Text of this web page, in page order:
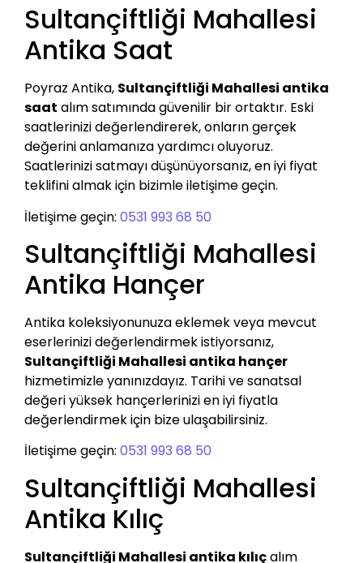
Sultançiftliği Mahallesi
Antika Saat
Poyraz Antika, Sultançiftliği Mahallesi antika
saat alım satımında güvenilir bir ortaktır. Eski
saatlerinizi değerlendirerek, onların gerçek
değerini anlamanıza yardımcı oluyoruz.
Saatlerinizi satmayı düşünüyorsanız, en iyi fiyat
teklifini almak için bizimle iletişime geçin.
İletişime geçin: 0531 993 68 50
Sultançiftliği Mahallesi
Antika Hançer
Antika koleksiyonunuza eklemek veya mevcut
eserlerinizi değerlendirmek istiyorsanız,
Sultançiftliği Mahallesi antika hançer
hizmetimizle yanınızdayız. Tarihi ve sanatsal
değeri yüksek hançerlerinizi en iyi fiyatla
değerlendirmek için bize ulaşabilirsiniz.
İletişime geçin: 0531 993 68 50
Sultançiftliği Mahallesi
Antika Kılıç
Sultançiftliği Mahallesi antika kılıçalım